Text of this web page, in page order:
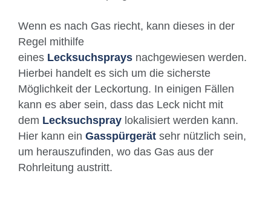
Wenn es nach Gas riecht, kann dieses in der
Regel mithilfe
eines Lecksuchsprays nachgewiesen werden.
Hierbei handelt es sich um die sicherste
Möglichkeit der Leckortung. In einigen Fällen
kann es aber sein, dass das Leck nicht mit
dem Lecksuchspray lokalisiert werden kann.
Hier kann ein Gasspürgerät sehr nützlich sein,
um herauszufinden, wo das Gas aus der
Rohrleitung austritt.